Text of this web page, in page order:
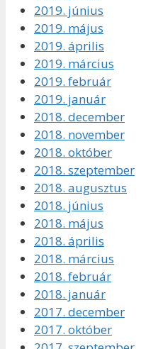
2019. június
2019. május
2019. április
2019. március
2019. február
2019. január
2018. december
2018. november
2018. október
2018. szeptember
2018. augusztus
2018. június
2018. május
2018. április
2018. március
2018. február
2018. január
2017. december
2017. október